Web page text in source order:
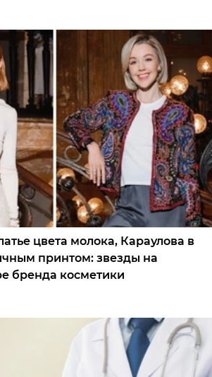
цвета молока, Караулова в
принтом: звезды на
бренда косметики